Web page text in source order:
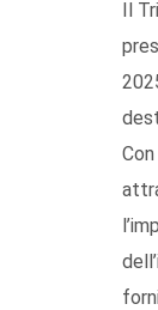
Il